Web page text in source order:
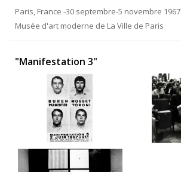
Paris, France -30 septembre-5 novembre 1967
Musée d'art moderne de La Ville de Paris
"Manifestation 3"